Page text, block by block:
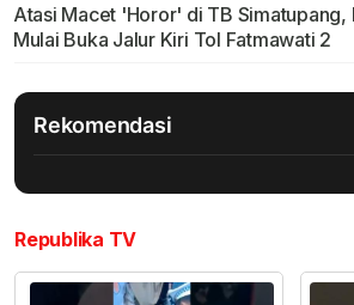
Atasi Macet 'Horor' di TB Simatupang,
Mulai Buka Jalur Kiri Tol Fatmawati 2
Rekomendasi
Republika TV